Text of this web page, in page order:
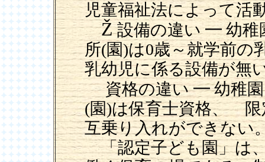
児童福祉法によって活
Ž設備の違い ━ 幼稚
所(園)は0歳～就学前の
乳幼児に係る設備が無
資格の違い ━ 幼稚園
(園)は保育士資格、 限
互乗り入れができない
「認定子ども園」は